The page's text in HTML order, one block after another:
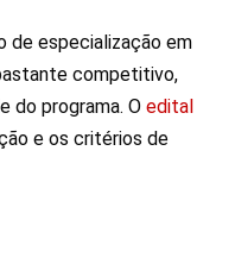
de especialização em
competitivo,
do programa. O edital
e os critérios de